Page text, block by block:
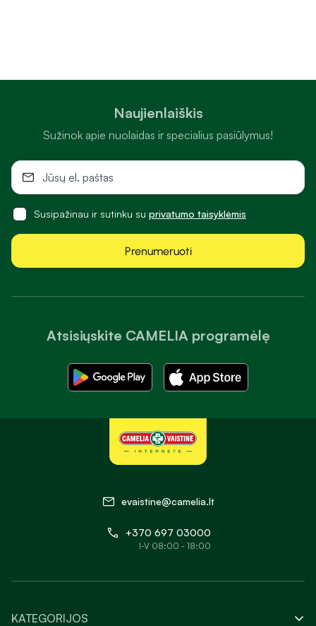
Atsisiųskite CAMELIA programėlę
Naujienlaiškis
Sužinok apie nuolaidas ir specialius pasiūlymus!
Susipažinau ir sutinku su privatumo taisyklėmis
Prenumeruoti
evaistine@camelia.lt
+370 697 03000
I-V 08:00 - 18:00
KATEGORIJOS